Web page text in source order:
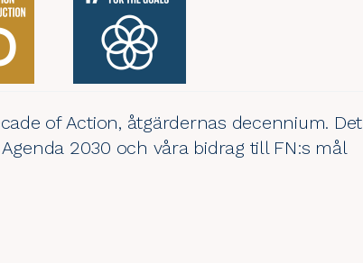
of Action, åtgärdernas decennium. Det
2030 och våra bidrag till FN:s mål